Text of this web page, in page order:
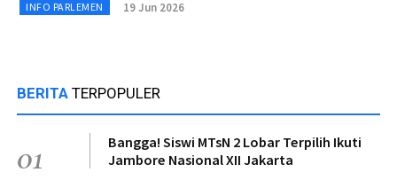
INFO PARLEMEN 19 Jun 2026
BERITA TERPOPULER
01
Bangga! Siswi MTsN 2 Lobar Terpilih Ikuti
Jambore Nasional XII Jakarta